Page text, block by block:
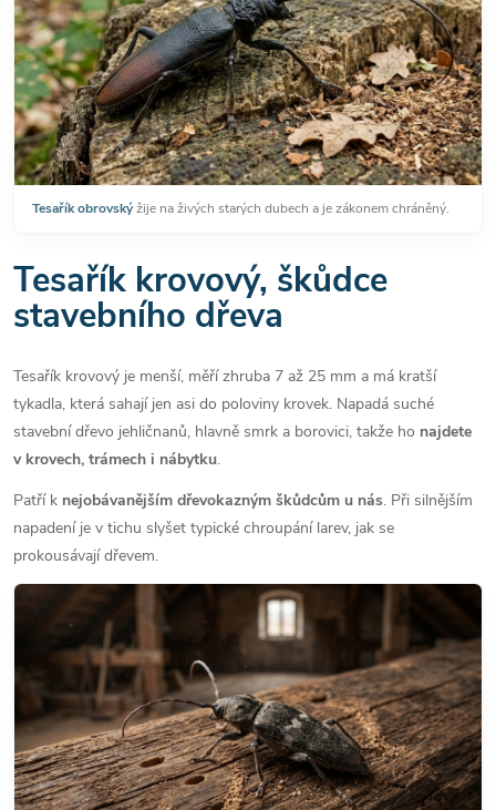
Tesařík obrovskýžije na živých starých dubech a je zákonem chráněný.
Tesařík krovový, škůdce
stavebního dřeva
Tesařík krovový je menší, měří zhruba 7 až 25 mm a má kratší
tykadla, která sahají jen asi do poloviny krovek. Napadá suché
stavební dřevo jehličnanů, hlavně smrk a borovici, takže ho najdete
v krovech, trámech i nábytku.
Patří k nejobávanějším dřevokazným škůdcům u nás. Při silnějším
napadení je v tichu slyšet typické chroupání larev, jak se
prokousávají dřevem.